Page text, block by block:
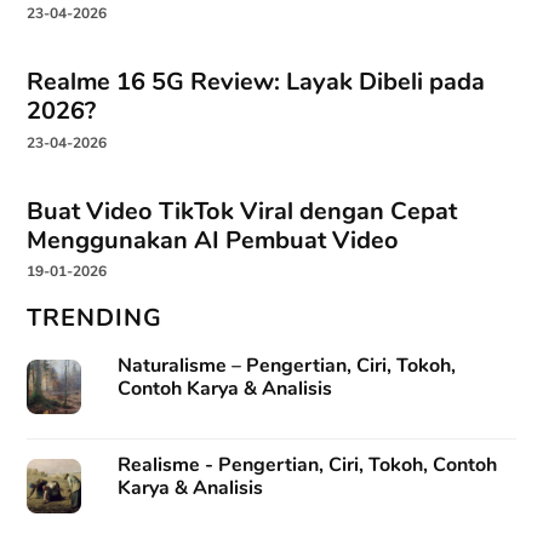
23-04-2026
Realme 16 5G Review: Layak Dibeli pada
2026?
23-04-2026
Buat Video TikTok Viral dengan Cepat
Menggunakan AI Pembuat Video
19-01-2026
TRENDING
Naturalisme – Pengertian, Ciri, Tokoh,
Contoh Karya & Analisis
Realisme - Pengertian, Ciri, Tokoh, Contoh
Karya & Analisis